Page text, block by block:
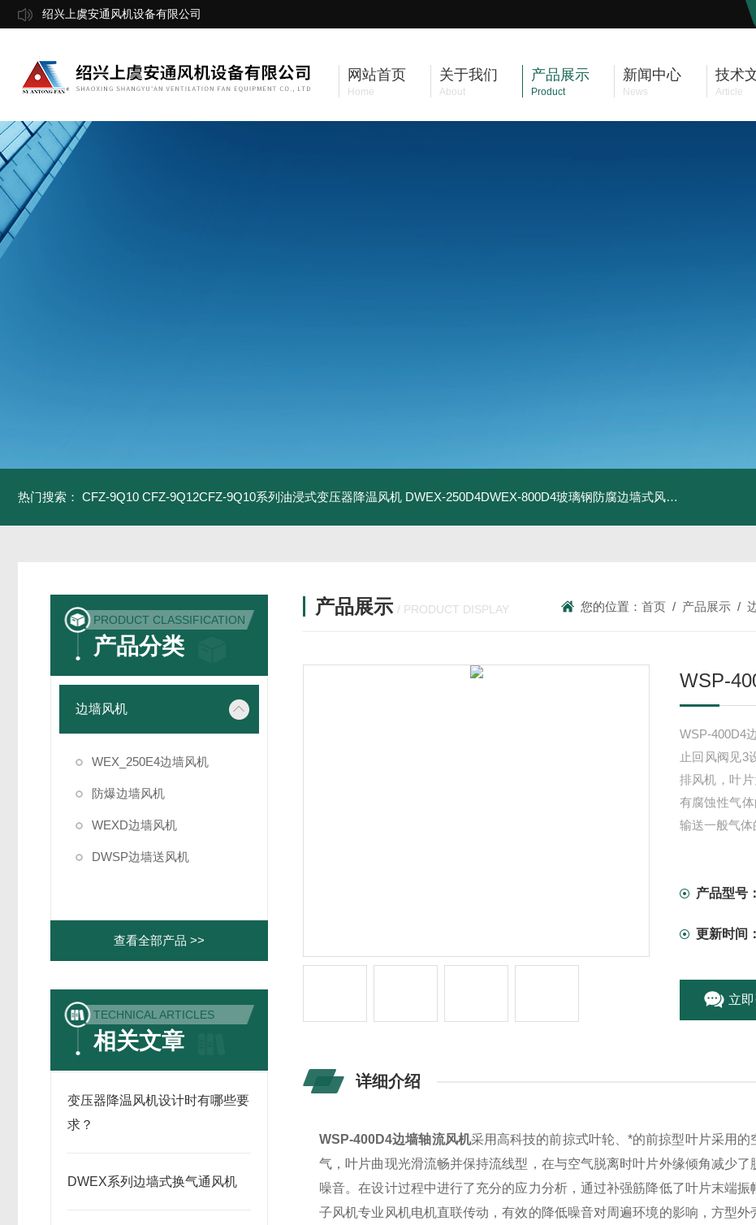
绍兴上虞安通风机设备有限公司
网站首页
Home
关于我们
About
产品展示
Product
新闻中心
News
技术
Article
热门搜索： CFZ-9Q10 CFZ-9Q12CFZ-9Q10系列油浸式变压器降温风机 DWEX-250D4DWEX-800D4玻璃钢防腐边墙式风机 BDWEX-
PRODUCT CLASSIFICATION
产品分类
边墙风机
WEX_250E4边墙风机
防爆边墙风机
WEXD边墙风机
DWSP边墙送风机
查看全部产品 >>
TECHNICAL ARTICLES
相关文章
变压器降温风机设计时有哪些要
求？
DWEX系列边墙式换气通风机
产品展示 / PRODUCT DISPLAY 您的位置：首页 / 产品展示 /
WSP-
WSP-400D4
止回风阀见3
排风机，叶
有腐蚀性气
输送一般气体
产品型号：
更新时间：
立
详细介绍
WSP-400D4边墙轴流风机采用高科技的前掠式叶轮、*的前掠型叶片采用
气，叶片曲现光滑流畅并保持流线型，在与空气脱离时叶片外缘倾角减少
噪音。在设计过程中进行了充分的应力分析，通过补强筋降低了叶片末端
子风机专业风机电机直联传动，有效的降低噪音对周遍环境的影响，方型